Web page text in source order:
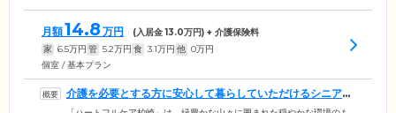
月額14.8 万円 (入居金13.0万円) + 介護保険料
家 6.5万円 管 5.2万円 食 3.1万円 他 0万円
個室 / 基本プラン
介護を必要とする方に安心して暮らしていただけるシニア向
け住宅です